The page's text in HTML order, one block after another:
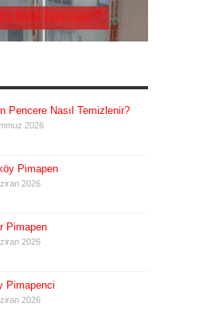
Nasıl Temizlenir?
Pencere Nasıl Temizlenir?
2026
Pimapen
2026
Pimapen
2026
Pimapenci
2026